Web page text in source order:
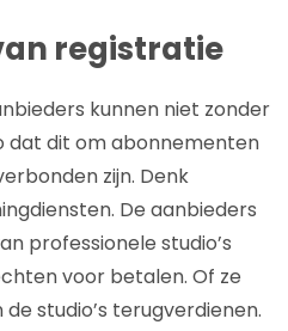
registratie
kunnen niet zonder
dat dit om abonnementen
zijn. Denk
De aanbieders
professionele studio’s
voor betalen. Of ze
studio’s terugverdienen.